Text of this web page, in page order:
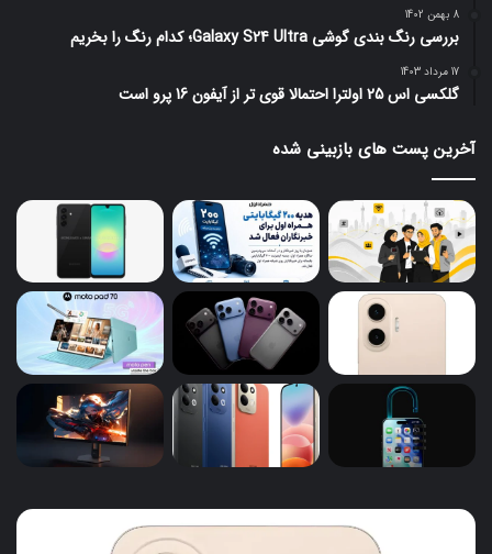
8 بهمن 1402
بررسی رنگ بندی گوشی Galaxy S24 Ultra؛ کدام رنگ را بخریم
17 مرداد 1403
گلکسی اس 25 اولترا احتمالا قوی تر از آیفون 16 پرو است
آخرین پست های بازبینی شده
گوشی‌های